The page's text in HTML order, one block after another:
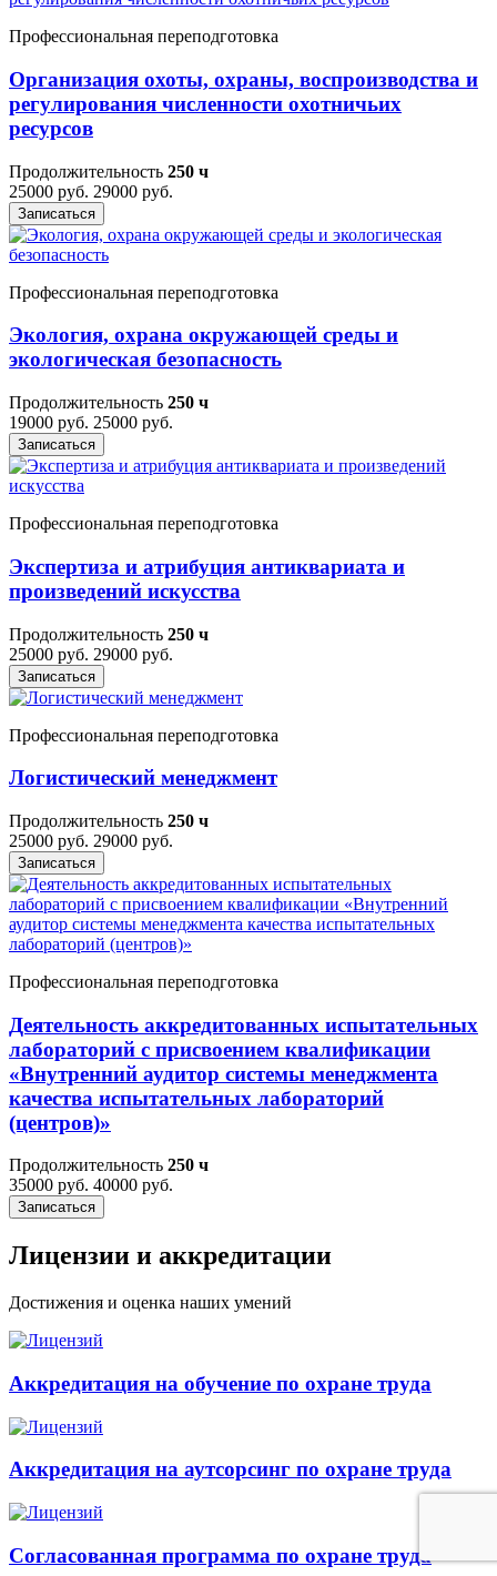
Профессиональная переподготовка
Организация охоты, охраны, воспроизводства и
регулирования численности охотничьих
ресурсов
Продолжительность 250 ч
25000 руб. 29000 руб.
Записаться
Профессиональная переподготовка
Экология, охрана окружающей среды и
экологическая безопасность
Продолжительность 250 ч
19000 руб. 25000 руб.
Записаться
Профессиональная переподготовка
Экспертиза и атрибуция антиквариата и
произведений искусства
Продолжительность 250 ч
25000 руб. 29000 руб.
Записаться
Профессиональная переподготовка
Логистический менеджмент
Продолжительность 250 ч
25000 руб. 29000 руб.
Записаться
Профессиональная переподготовка
Деятельность аккредитованных испытательных
лабораторий с присвоением квалификации
«Внутренний аудитор системы менеджмента
качества испытательных лабораторий
(центров)»
Продолжительность 250 ч
35000 руб. 40000 руб.
Записаться
Лицензии и аккредитации
Достижения и оценка наших умений
Аккредитация на обучение по охране труда
Аккредитация на аутсорсинг по охране труда
Согласованная программа по охране труда